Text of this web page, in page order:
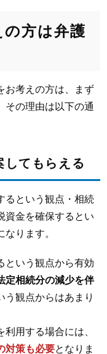
方は弁護
お考えの方は、まず
その理由は以下の通
てもらえる
るという観点・相続
資金を確保するとい
ります。
という観点から有効
定相続分の減少を伴
う観点からはあまり
用する場合には、
対策も必要となりま